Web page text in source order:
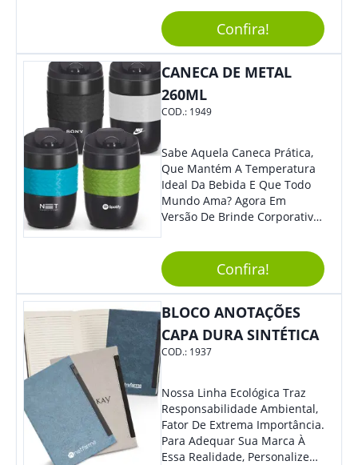
Elástico Permite Maior
Segurança Ao Carregá-Lo.
Ofereça A Seus Clientes E
Colaboradores, Sem Dúvidas
Eles Irão Adorar.
Confira!
CANECA DE METAL
260ML
COD.: 1949
Sabe Aquela Caneca Prática,
Que Mantém A Temperatura
Ideal Da Bebida E Que Todo
Mundo Ama? Agora Em
Versão De Brinde Corporativo
Sua Marca Com Muito Estilo E
Acrescentar Ainda Mais
Praticidade À Eventos E Feiras
De Exposição.
Confira!
BLOCO ANOTAÇÕES
CAPA DURA SINTÉTICA
COD.: 1937
Nossa Linha Ecológica Traz
Responsabilidade Ambiental,
Fator De Extrema Importância.
Para Adequar Sua Marca À
Essa Realidade, Personalize